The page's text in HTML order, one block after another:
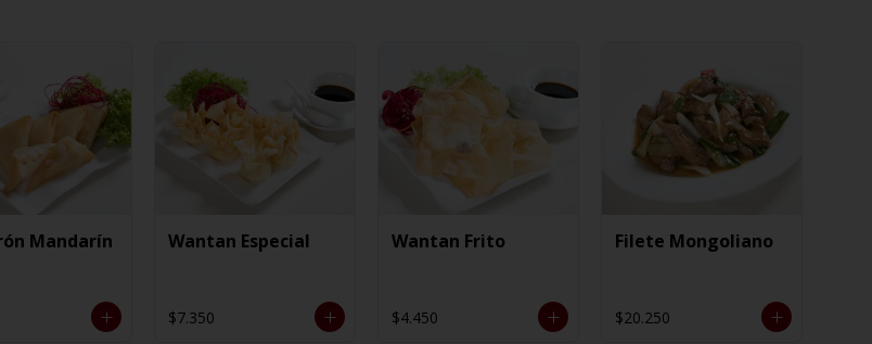
Mandarín Wantan Especial
$7.350
Wantan Frito
$4.450
Filete Mongoliano
$20.250